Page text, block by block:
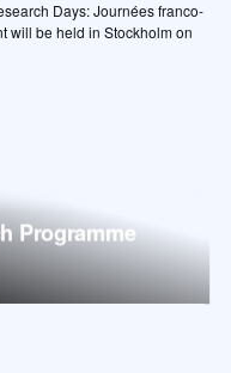
Days: Journées franco-
will be held in Stockholm on
Programme